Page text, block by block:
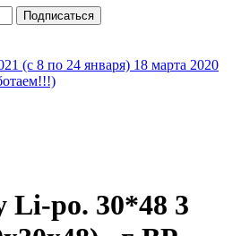
Подписаться
(с 8 по 24 января) 18 марта 2020
Li-po. 30*48 3